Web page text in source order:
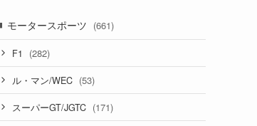
モータースポーツ (661)
F1 (282)
ル・マン/WEC (53)
スーパーGT/JGTC (171)